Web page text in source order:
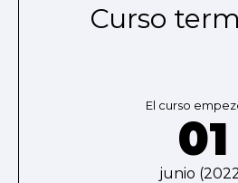
Curso
El curso
01
junio